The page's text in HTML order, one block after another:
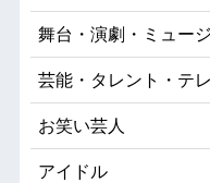
舞台・演劇・ミュー
芸能・タレント・テ
お笑い芸人
アイドル